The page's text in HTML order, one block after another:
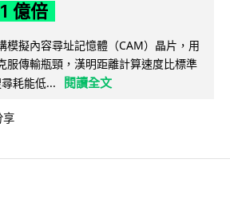
億倍
模擬內容尋址記憶體（CAM）晶片，用
服傳輸瓶頸，漢明距離計算速度比標準
耗能低...
閱讀全文
享